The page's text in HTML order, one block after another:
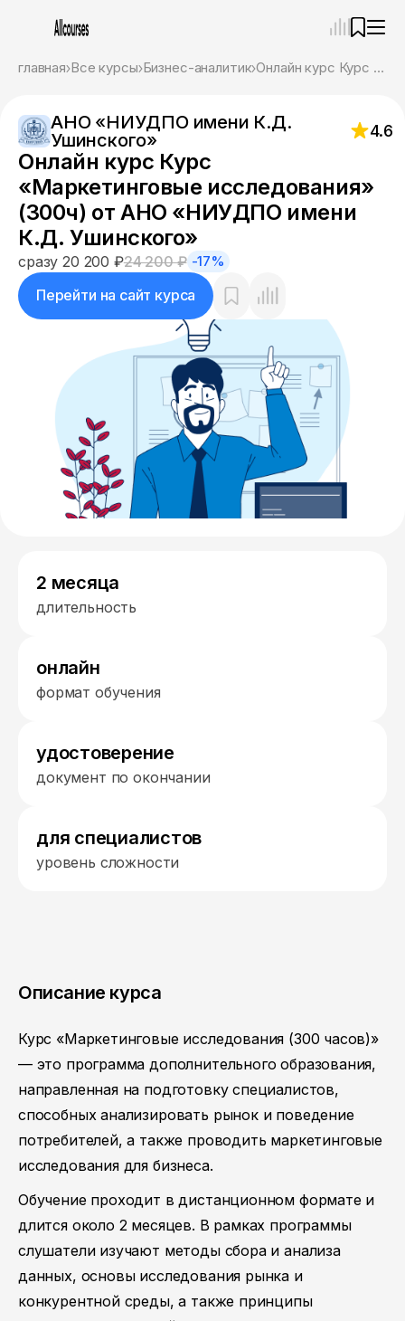
главная Все курсы Бизнес-аналитик Онлайн курс Курс «Маркетинговые исследования» (300ч) от АНО «НИУДПО имени К.Д. Ушинского»
АНО «НИУДПО имени К.Д.
Ушинского»
4.6
Онлайн курс Курс
«Маркетинговые исследования»
(300ч) от АНО «НИУДПО имени
К.Д. Ушинского»
сразу 20 200 ₽24 200 ₽ -17%
Перейти на сайт курса
2 месяца
длительность
онлайн
формат обучения
удостоверение
документ по окончании
для специалистов
уровень сложности
Описание курса
Курс «Маркетинговые исследования (300 часов)»
— это программа дополнительного образования,
направленная на подготовку специалистов,
способных анализировать рынок и поведение
потребителей, а также проводить маркетинговые
исследования для бизнеса.
Обучение проходит в дистанционном формате и
длится около 2 месяцев. В рамках программы
слушатели изучают методы сбора и анализа
данных, основы исследования рынка и
конкурентной среды, а также принципы
Привет! Я Ваш карьерный навигатор. Подберу
курсы, которые соответствует именно вашим
целям.
Пожалуйста, ответьте на несколько вопросов,
чтобы начать.
Приступим?